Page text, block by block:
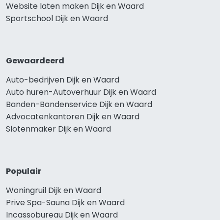
Website laten maken Dijk en Waard
Sportschool Dijk en Waard
Gewaardeerd
Auto-bedrijven Dijk en Waard
Auto huren-Autoverhuur Dijk en Waard
Banden-Bandenservice Dijk en Waard
Advocatenkantoren Dijk en Waard
Slotenmaker Dijk en Waard
Populair
Woningruil Dijk en Waard
Prive Spa-Sauna Dijk en Waard
Incassobureau Dijk en Waard